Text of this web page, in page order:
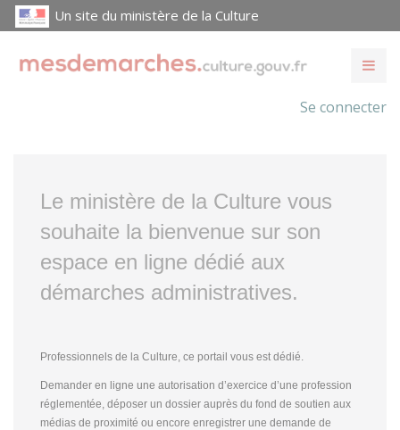
Un site du ministère de la Culture
Se connecter
Le ministère de la Culture vous
souhaite la bienvenue sur son
espace en ligne dédié aux
démarches administratives.
Professionnels de la Culture, ce portail vous est dédié.
Demander en ligne une autorisation d’exercice d’une profession
réglementée, déposer un dossier auprès du fond de soutien aux
médias de proximité ou encore enregistrer une demande de